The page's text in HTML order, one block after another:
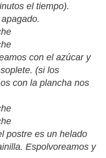
el tiempo).
con el azúcar y
(si los
con la plancha nos
postre es un helado
Espolvoreamos y